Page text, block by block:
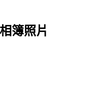
簿照片